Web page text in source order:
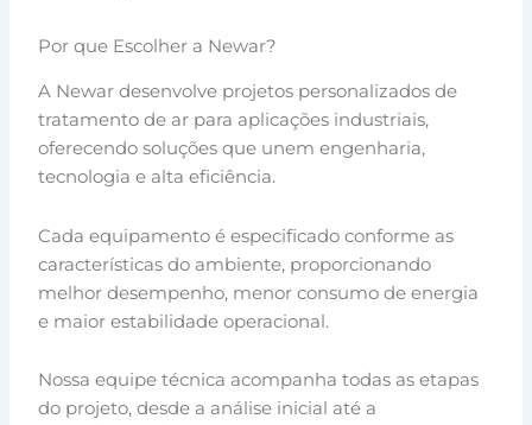
Por que Escolher a Newar?
A Newar desenvolve projetos personalizados de
tratamento de ar para aplicações industriais,
oferecendo soluções que unem engenharia,
tecnologia e alta eficiência.
Cada equipamento é especificado conforme as
características do ambiente, proporcionando
melhor desempenho, menor consumo de energia
e maior estabilidade operacional.
Nossa equipe técnica acompanha todas as etapas
do projeto, desde a análise inicial até a